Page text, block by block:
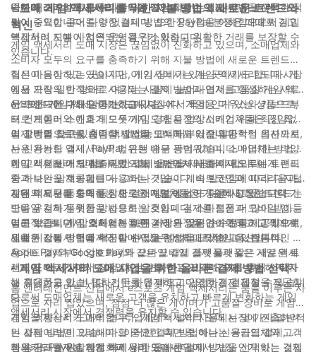
업체와 소매업체 모두의 수익을 떨어뜨릴 수 있습니다.
나는 거래 수수료를 부과한다는 점인데, 이는 시간이 지날수록 누적
되어 수익이 줄어들 수 있습니다. 또한 PayPal 분쟁은 때때로 길고
복잡하여 지불이 지연되는 경우가 있습니다.
중하게 고려하고 자사의 필요에 가장 적합한 결제 방법을 선택하는
것이 중요합니다. 다양한 결제 방법의 장단점을 이해함으로써 게임
액세서리 도매 사업은 운영을 간소화하고 원활한 거래를 보장할 수
있습니다.
- 도매 게임 액세서리를 위한 지불 방법의 새로운 트렌드와
혁신
게임 액세서리 도매 시장은 끊임없이 진화하고 있으며, 소매업체와
소비자 모두의 요구를 충족하기 위해 지불 방법에 새로운 트렌드와
혁신이 등장하고 있습니다. 이 기사에서는 게임 액세서리 도매 시장
에서 가장 일반적으로 사용되는 결제 방법과 업계를 형성하는 새로
운 트렌드에 대해 알아보겠습니다.
집은 마음이 있는 곳이지만, 게임 장비가 있는 곳이기도 합니다. 게
임을 오락의 한 형태로 여기는 사람이 늘어나면서, 고품질 게임 액세
서리에 대한 수요도 증가하고 있습니다. 게임용 마우스와 키보드부
터 컨트롤러 스킨과 헤드셋까지 도매 시장의 소매업체들은 끊임없
이 고객의 요구를 충족할 방법을 모색하고 있습니다.
e스포츠 게임 액세서리는 도매 시장에서 특히 인기 있는 상품으로,
프로 게이머와 애호가 모두 게임 경험을 향상시키기 위해 최신 최고
의 장비를 찾고 있습니다. 고성능 모니터부터 인체공학적 의자까지,
사용 가능한 액세서리의 범위는 매우 광범위하며, 소매업체는 다양
한 고객 기반에 맞춰 다양한 결제 옵션을 제공해야 합니다.
결제 방법으로는, 게임 액세서리 도매에서 가장 일반적인 옵션으로
는 신용카드 결제, PayPal, 은행 송금 등이 있습니다. 이러한 방법은
이미 시험을 거쳐 검증되었으며, 소매업체와 소비자 모두에게 편리
함과 보안을 제공합니다. 그러나 기술이 계속 발전함에 따라 디지털
시대의 요구를 충족하는 새로운 지불 방법이 등장하고 있습니다.
게임 액세서리 도매를 위한 지불 방법에서 새롭게 떠오르는 트렌드
중 하나는 암호화폐를 사용하는 것입니다. 비트코인과 이더리움과
같은 디지털 통화의 등장으로 소매업체들은 기술에 정통한 고객 기
반을 유치하기 위한 방법으로 암호화폐 결제를 점점 더 많이 받아들
이고 있습니다. 암호화폐는 빠른 거래와 낮은 수수료를 제공하므로
도매 시장에서 구매자와 판매자 모두에게 매력적인 옵션입니다.
게임 액세서리 도매를 위한 결제 방법에서 또 다른 새로운 트렌드는
모바일 결제 플랫폼을 사용하는 것입니다. 스마트폰과 모바일 앱이
널리 보급되면서, 소매업체들은 결제 과정을 간소화하고 고객에게
원활한 쇼핑 경험을 제공할 수 있는 방법을 모색하고 있습니다.
Apple Pay와 Google Pay와 같은 모바일 결제 플랫폼은 게임 액세
서리 도매 시장에서 점점 더 인기를 얻고 있으며, 이를 통해 소비자
는 휴대폰을 한 번 탭하기만 하면 빠르고 안전하게 결제할 수 있습니
다.
결론적으로, 게임 액세서리 도매 시장은 끊임없이 진화하고 있으며,
새로운 지불 방법과 혁신이 산업을 형성하고 있습니다. 전통적인 신
용카드 결제부터 암호화폐와 모바일 결제 플랫폼과 같은 새로운 트
렌드에 이르기까지 소매업체는 변화하는 고객 요구에 부응하기 위
해 적응하고 있습니다. 선두를 유지하고 다양한 결제 옵션을 제공함
으로써 도매업체는 새로운 고객을 유치하고 빠르게 변화하는 게임
액세서리 시장에서 경쟁력을 유지할 수 있습니다.
- 게임 액세서리 도매 사업을 위한 올바른 결제 방법 선택
홈 엔터테인먼트 산업에서 e스포츠 게임 액세서리는 붐을 이루는 사
업으로 자리 잡았으며, 점점 더 많은 게이머가 고품질 장비로 게임
경험을 향상시키고자 합니다. 게임 액세서리 도매 시장에 진출하려
는 사람이라면 고려해야 할 중요한 측면 중 하나는 공급업체와 고객
과의 거래를 원활하게 하기 위한 올바른 결제 방법을 선택하는 것입
게임 액세서리 도매의 경우, 업계에서 널리 사용되는 몇 가지 일반적
인 결제 방법이 있습니다. 이러한 결제 방법에는 신용카드 결제, 은
행 송금, PayPal, 암호화폐 등이 있습니다.
신용카드 결제는 게임 액세서리 도매 산업에서 가장 인기 있는 결제